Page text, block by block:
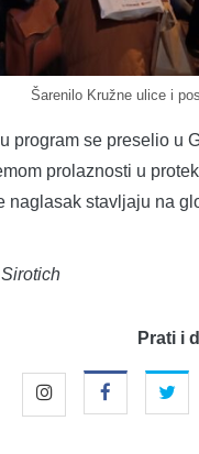
Šarenilo Kružne ulice i
program se preselio u
prolaznosti u
naglasak stavljaju na
Prati i